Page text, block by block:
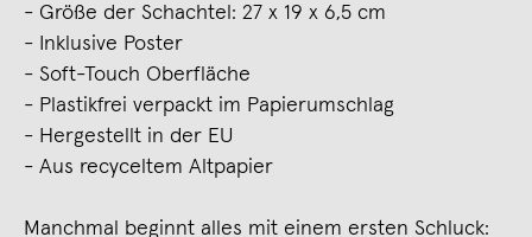
- Größe der Schachtel: 27 x 19 x 6,5 cm
- Inklusive Poster
- Soft-Touch Oberfläche
- Plastikfrei verpackt im Papierumschlag
- Hergestellt in der EU
- Aus recyceltem Altpapier
Manchmal beginnt alles mit einem ersten Schluck: